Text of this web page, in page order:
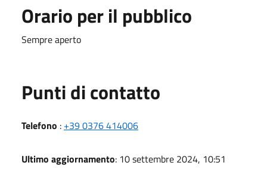
Orario per il pubblico
Sempre aperto
Punti di contatto
Telefono : +39 0376 414006
Ultimo aggiornamento: 10 settembre 2024, 10:51